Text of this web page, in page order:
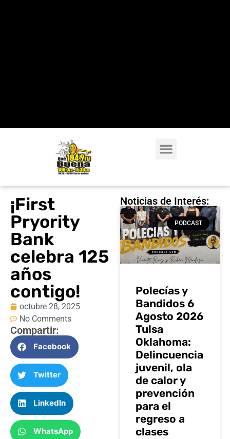
¡First
Pryority
Bank
celebra 125
años
contigo!
octubre 28, 2025
No Comments
Compartir:
Facebook
Twitter
LinkedIn
WhatsApp
Noticias de Interés:
PODCAST
Polecías y
Bandidos 6
Agosto 2026
Tulsa
Oklahoma:
Delincuencia
juvenil, ola
de calor y
prevención
para el
regreso a
clases